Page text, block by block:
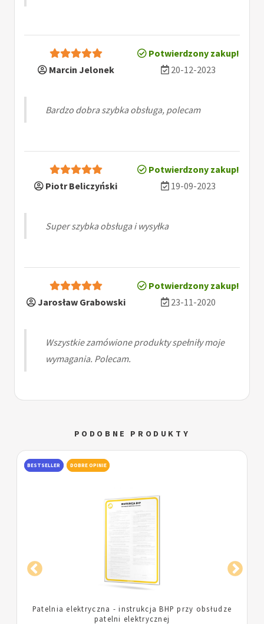
Potwierdzony zakup!
Marcin Jelonek
20-12-2023
Bardzo dobra szybka obsługa, polecam
Potwierdzony zakup!
Piotr Beliczyński
19-09-2023
Super szybka obsługa i wysyłka
Potwierdzony zakup!
Jarosław Grabowski
23-11-2020
Wszystkie zamówione produkty spełniły moje
wymagania. Polecam.
PODOBNE PRODUKTY
BESTSELLER DOBRE OPINIE
Trzon kuchenny gazowy - instrukcja BHP przy
obsłudze kuchennego trzonu gazowego